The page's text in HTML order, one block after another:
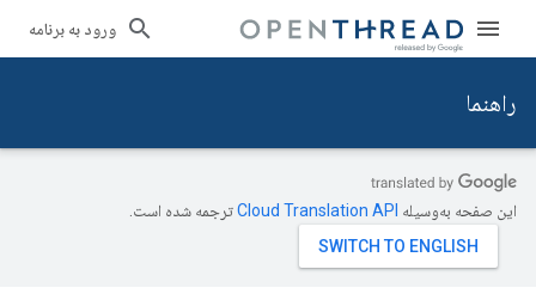
ورود به برنامه
راهنما
این صفحه به‌وسیله ترجمه شده است.